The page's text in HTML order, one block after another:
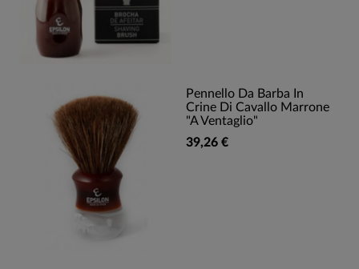
Pennello Da Barba In
Crine Di Cavallo Marrone
"a Ventaglio"
39,26 €